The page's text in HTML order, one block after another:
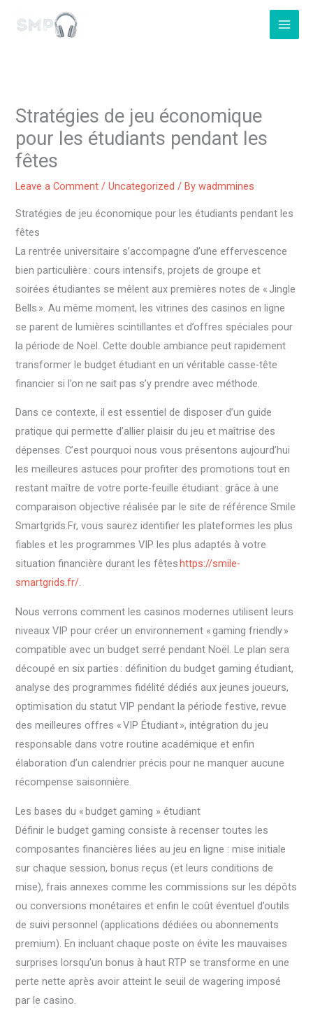
Stratégies de jeu économique
pour les étudiants pendant les
fêtes
Leave a Comment /Uncategorized / Bywadmmines
Stratégies de jeu économique pour les étudiants pendant les
fêtes
La rentrée universitaire s’accompagne d’une effervescence
bien particulière : cours intensifs, projets de groupe et
soirées étudiantes se mêlent aux premières notes de « Jingle
Bells ». Au même moment, les vitrines des casinos en ligne
se parent de lumières scintillantes et d’offres spéciales pour
la période de Noël. Cette double ambiance peut rapidement
transformer le budget étudiant en un véritable casse‑tête
financier si l’on ne sait pas s’y prendre avec méthode.
Dans ce contexte, il est essentiel de disposer d’un guide
pratique qui permette d’allier plaisir du jeu et maîtrise des
dépenses. C’est pourquoi nous vous présentons aujourd’hui
les meilleures astuces pour profiter des promotions tout en
restant maître de votre porte‑feuille étudiant : grâce à une
comparaison objective réalisée par le site de référence Smile
Smartgrids.Fr, vous saurez identifier les plateformes les plus
fiables et les programmes VIP les plus adaptés à votre
situation financière durant les fêtes https://smile-
smartgrids.fr/.
Nous verrons comment les casinos modernes utilisent leurs
niveaux VIP pour créer un environnement « gaming friendly »
compatible avec un budget serré pendant Noël. Le plan sera
découpé en six parties : définition du budget gaming étudiant,
analyse des programmes fidélité dédiés aux jeunes joueurs,
optimisation du statut VIP pendant la période festive, revue
des meilleures offres « VIP Étudiant », intégration du jeu
responsable dans votre routine académique et enfin
élaboration d’un calendrier précis pour ne manquer aucune
récompense saisonnière.
Les bases du « budget gaming » étudiant
Définir le budget gaming consiste à recenser toutes les
composantes financières liées au jeu en ligne : mise initiale
sur chaque session, bonus reçus (et leurs conditions de
mise), frais annexes comme les commissions sur les dépôts
ou conversions monétaires et enfin le coût éventuel d’outils
de suivi personnel (applications dédiées ou abonnements
premium). En incluant chaque poste on évite les mauvaises
surprises lorsqu’un bonus à haut RTP se transforme en une
perte nette après avoir atteint le seuil de wagering imposé
par le casino.